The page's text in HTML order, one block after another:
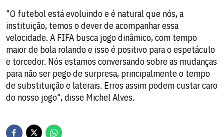
"O futebol está evoluindo e é natural que nós, a
instituição, temos o dever de acompanhar essa
velocidade. A FIFA busca jogo dinâmico, com tempo
maior de bola rolando e isso é positivo para o espetáculo
e torcedor. Nós estamos conversando sobre as mudanças
para não ser pego de surpresa, principalmente o tempo
de substituição e laterais. Erros assim podem custar caro
do nosso jogo", disse Michel Alves.